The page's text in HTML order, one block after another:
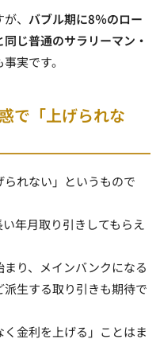
、 バブル期に8％のロー
じ普通のサラリーマン・
実です。
で「上げられな
れない」というもので
年月取り引きしてもらえ
り、メインバンクになる
生する取り引きも期待で
く金利を上げる」ことはま